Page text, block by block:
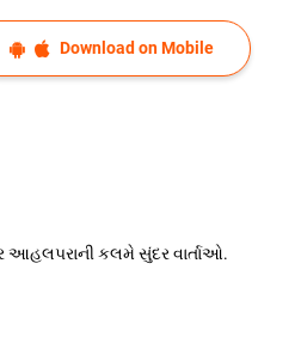
Download on Mobile
આહલપરાની કલમે સુંદર વાર્તાઓ.